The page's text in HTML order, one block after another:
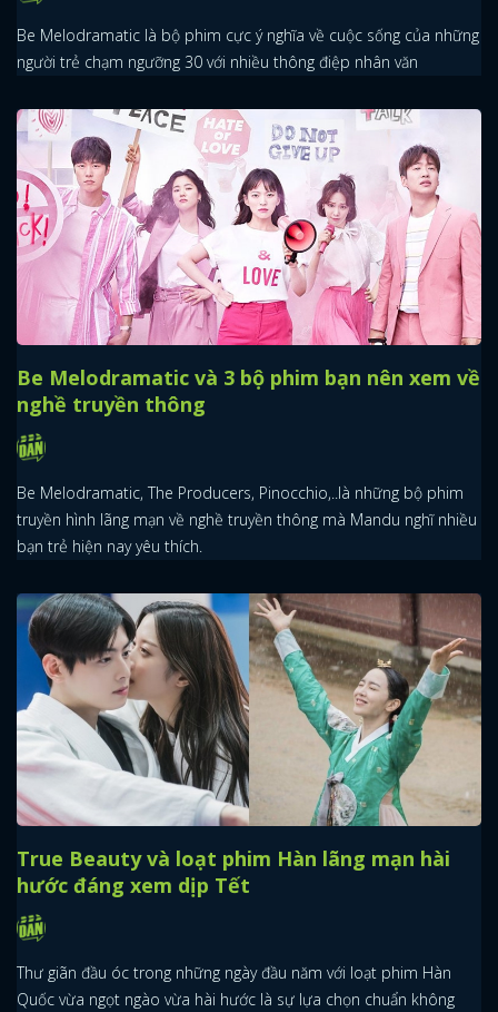
ĐĂNG NHẬP
FACEBOOK GOOGLE
Be Melodramatic là bộ phim cực ý nghĩa về cuộc sống của những
người trẻ chạm ngưỡng 30 với nhiều thông điệp nhân văn
Be Melodramatic và 3 bộ phim bạn nên xem về
nghề truyền thông
Be Melodramatic, The Producers, Pinocchio,..là những bộ phim
truyền hình lãng mạn về nghề truyền thông mà Mandu nghĩ nhiều
bạn trẻ hiện nay yêu thích.
True Beauty và loạt phim Hàn lãng mạn hài
hước đáng xem dịp Tết
Thư giãn đầu óc trong những ngày đầu năm với loạt phim Hàn
Quốc vừa ngọt ngào vừa hài hước là sự lựa chọn chuẩn không